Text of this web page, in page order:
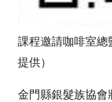
課程邀請咖啡室總
提供）
金門縣銀髮族協會